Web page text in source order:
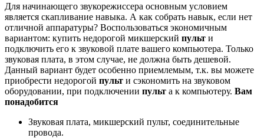
Для начинающего звукорежиссера основным условием
является скапливание навыка. А как собрать навык, если нет
отличной аппаратуры? Воспользоваться экономичным
вариантом: купить недорогой микшерский пульт и
подключить его к звуковой плате вашего компьютера. Только
звуковая плата, в этом случае, не должна быть дешевой.
Данный вариант будет особенно приемлемым, т.к. вы можете
приобрести недорогой пульт и сэкономить на звуковом
оборудовании, при подключении пульт а к компьютеру. Вам
понадобится
Звуковая плата, микшерский пульт, соединительные
провода.